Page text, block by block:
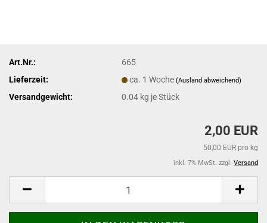
Art.Nr.:
665
Lieferzeit:
ca. 1 Woche(Ausland abweichend)
Versandgewicht: 0.04 kg je Stück
2,00 EUR
50,00 EUR pro kg
inkl. 7% MwSt. zzgl. Versand